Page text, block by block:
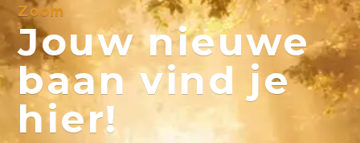
Zoom
Jouw nieuwe
baan vind je
hier!